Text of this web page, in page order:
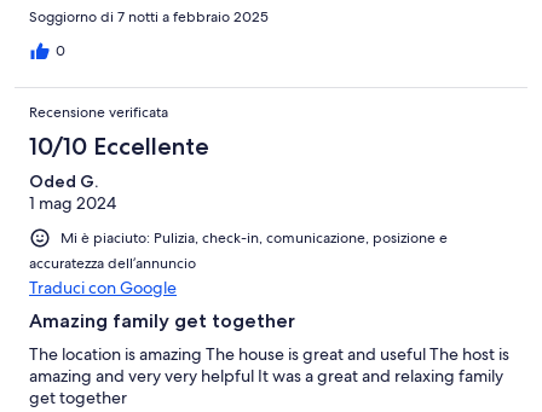
Soggiorno di 7 notti a febbraio 2025
0
Recensione verificata
10/10 Eccellente
Oded G.
1 mag 2024
Mi è piaciuto: Pulizia, check-in, comunicazione, posizione e
accuratezza dell’annuncio
Traduci con Google
Amazing family get together
The location is amazing The house is great and useful The host is
amazing and very very helpful It was a great and relaxing family
get together